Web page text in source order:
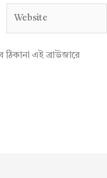
এই ব্রাউজারে